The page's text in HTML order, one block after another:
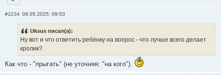
Отправить личное сообщение
#2234 08.05.2025, 09:53
Uksus писал(а):
Ну вот и что ответить ребёнку на вопрос - что лучше всего делает
кролик?.
Как что - "прыгать" (не уточняя: "на кого").